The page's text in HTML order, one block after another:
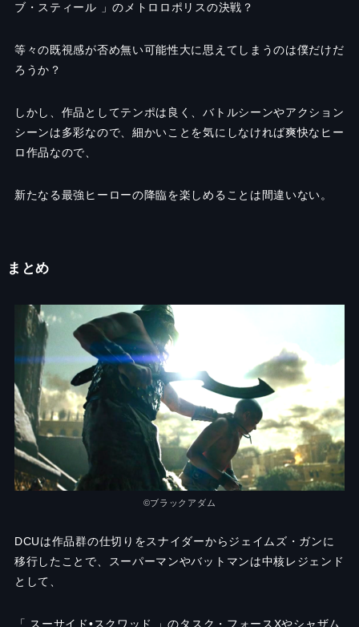
ブ・スティール 」のメトロロポリスの決戦？
等々の既視感が否め無い可能性大に思えてしまうのは僕だけだ
ろうか？
しかし、作品としてテンポは良く、バトルシーンやアクション
シーンは多彩なので、細かいことを気にしなければ爽快なヒー
ロ作品なので、
新たなる最強ヒーローの降臨を楽しめることは間違いない。
まとめ
©︎ブラックアダム
DCUは作品群の仕切りをスナイダーからジェイムズ・ガンに
移行したことで、スーパーマンやバットマンは中核レジェンド
として、
「 スーサイド•スクワッド 」のタスク・フォースXやシャザム